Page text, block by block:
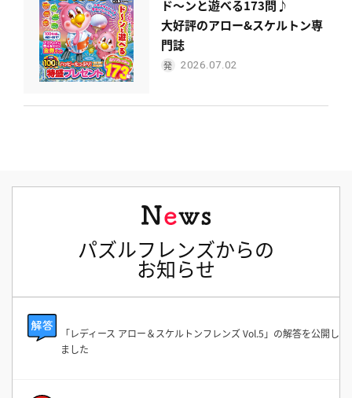
ド〜ンと遊べる173問♪
大好評のアロー&スケルトン専
門誌
2026.07.02
パズルフレンズからの
お知らせ
「レディース アロー＆スケルトンフレンズ Vol.5」の解答を公開し
ました